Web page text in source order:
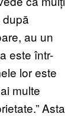
după
au un
este într-
lor este
multe
Asta